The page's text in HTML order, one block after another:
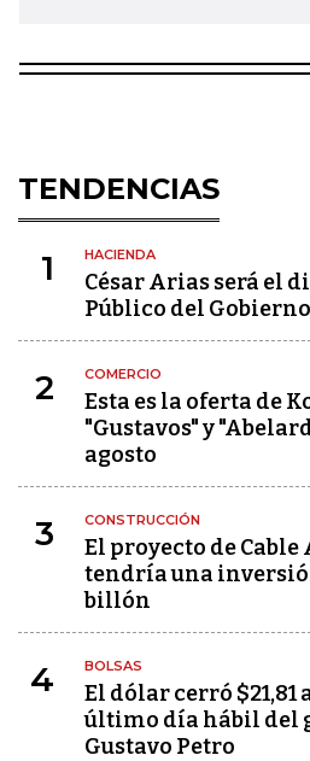
TENDENCIAS
1 HACIENDA
César Arias será el
Público del
2 COMERCIO
Esta es la oferta de
"Gustavos" y
agosto
3 CONSTRUCCIÓN
El proyecto de Cable
tendría una
billón
4 BOLSAS
El dólar cerró $21,81
último día hábil del
Gustavo Petro